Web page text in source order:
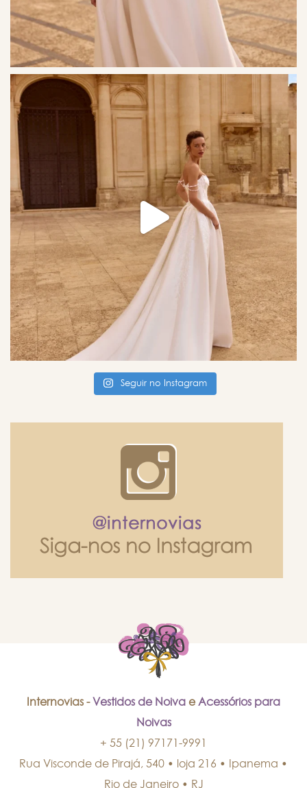
Seguir no Instagram
Internovias - Vestidos de Noiva eAcessórios para
Noivas
+ 55 (21) 97171-9991
Rua Visconde de Pirajá, 540 • loja 216 • Ipanema •
Rio de Janeiro• RJ